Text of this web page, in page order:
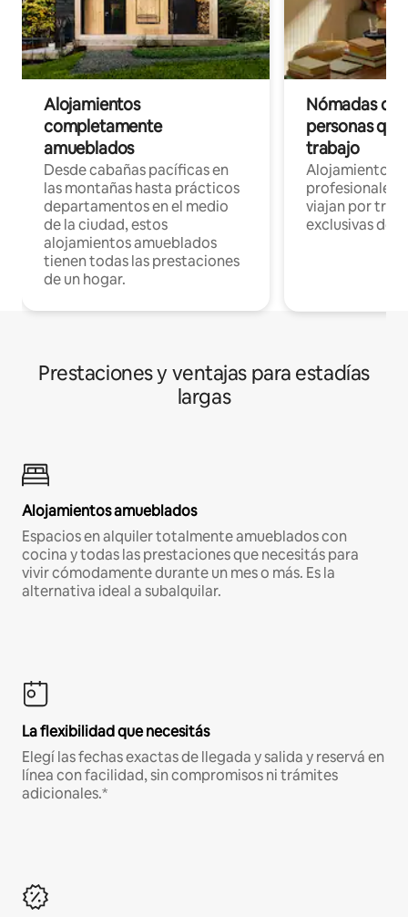
Alojamientos
completamente
amueblados
Desde cabañas pacíficas en
las montañas hasta prácticos
departamentos en el medio
de la ciudad, estos
alojamientos amueblados
tienen todas las prestaciones
de un hogar.
Nómadas
personas
trabajo
Alojamientos
profesionales
viajan por
exclusivas de
Prestaciones y ventajas para estadías
largas
Alojamientos amueblados
Espacios en alquiler totalmente amueblados con
cocina y todas las prestaciones que necesitás para
vivir cómodamente durante un mes o más. Es la
alternativa ideal a subalquilar.
La flexibilidad que necesitás
Elegí las fechas exactas de llegada y salida y reservá en
línea con facilidad, sin compromisos ni trámites
adicionales.*